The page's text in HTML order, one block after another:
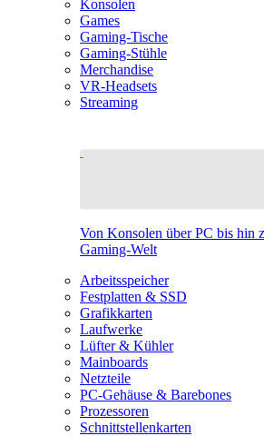
Konsolen
Games
Gaming-Tische
Gaming-Stühle
Merchandise
VR-Headsets
Streaming
Von Konsolen über PC bis hin
Gaming-Welt
Arbeitsspeicher
Festplatten & SSD
Grafikkarten
Laufwerke
Lüfter & Kühler
Mainboards
Netzteile
PC-Gehäuse & Barebones
Prozessoren
Schnittstellenkarten